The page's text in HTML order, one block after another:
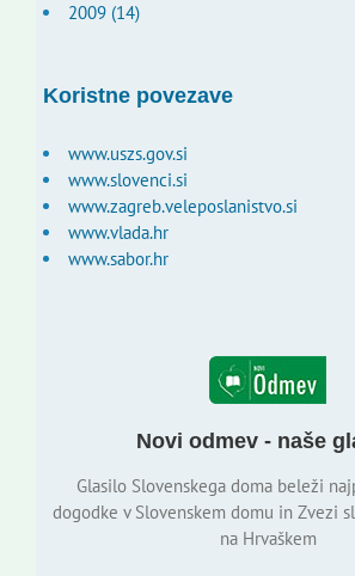
2009 (14)
Koristne povezave
www.uszs.gov.si
www.slovenci.si
www.zagreb.veleposlanistvo.si
www.vlada.hr
www.sabor.hr
Novi odmev - naše
Glasilo Slovenskega doma beleži
dogodke v Slovenskem domu in Zvezi
na Hrvaškem